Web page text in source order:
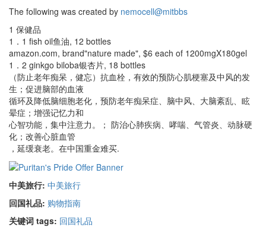
The following was created by nemocell@mitbbs
1 保健品
1．1 fish oil鱼油, 12 bottles
amazon.com, brand"nature made", $6 each of 1200mgX180gel
1．2 ginkgo biloba银杏片, 18 bottles
（防止老年痴呆，健忘）抗血栓，有效的预防心肌梗塞及中风的发
生；促进脑部的血液
循环及降低脑细胞老化，预防老年痴呆症、脑中风、大脑紊乱、眩
晕症；增强记忆力和
心智功能，集中注意力。； 防治心肺疾病、哮喘、气管炎、动脉硬
化；改善心脏血管
，延缓衰老。在中国重金难买.
中美旅行: 中美旅行
回国礼品: 购物指南
关键词 tags: 回国礼品